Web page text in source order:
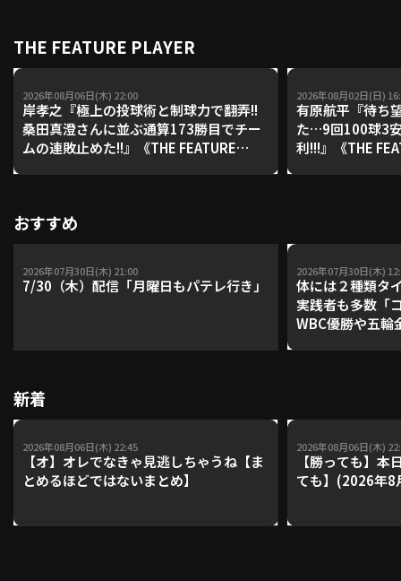
利用規約 プライバシーポリシー
動画を検索（選手・チーム・プレー内容…）
THE FEATURE PLAYER
2026年08月06日(木) 22:00
岸孝之『極上の投球術と制球力で翻弄!!
桑田真澄さんに並ぶ通算173勝目でチー
ムの連敗止めた!!』《THE FEATURE
2026年08月02日(日)
有原航平『待ち
た…9回100球3
利!!!』《THE
おすすめ
2026年07月30日(木) 21:00
7/30（木）配信「月曜日もパテレ行き」
2026年07月30日(木)
体には２種類タ
実践者も多数「
WBC優勝や五輪
新着
2026年08月06日(木) 22:45
【オ】オレでなきゃ見逃しちゃうね【ま
とめるほどではないまとめ】
2026年08月06日(木)
【勝っても】本
ても】(2026年8